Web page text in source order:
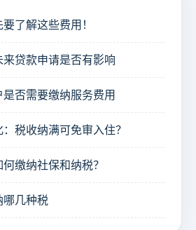
了解这些费用！
贷款申请是否有影响
否需要缴纳服务费用
税收纳满可免审入住？
缴纳社保和纳税？
哪几种税